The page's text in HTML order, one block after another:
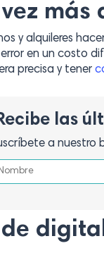
y alquileres
en un costo
precisa y tener
las
a nuestro